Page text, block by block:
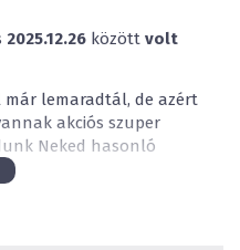
2025.12.26 között volt
lemaradtál, de azért
akciós szuper
Neked hasonló